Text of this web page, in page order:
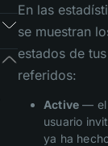
En las
se muestran
estados de tus
referidos:
Active — el
usuario
ya ha